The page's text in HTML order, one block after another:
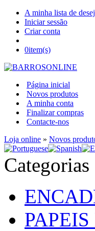
A minha lista de
Iniciar sessão
Criar conta
0item(s)
Página inicial
Novos produtos
A minha conta
Finalizar compras
Contacte-nos
Loja online » Novos
Categorias